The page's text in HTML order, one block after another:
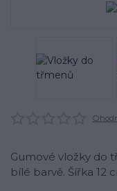
Gumové vložky do
bílé barvě. Šířka 12